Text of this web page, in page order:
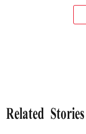
Related Stories